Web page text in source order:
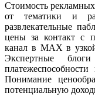
Стоимость
от тематики и
развлекательные
цены за контакт с
канал в MAX в
Экспертные
Понимание
потенциальную